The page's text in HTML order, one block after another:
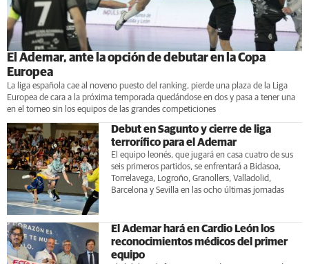
El Ademar, ante la opción de debutar en la Copa
Europea
La liga española cae al noveno puesto del ranking, pierde una plaza de la Liga
Europea de cara a la próxima temporada quedándose en dos y pasa a tener una
en el torneo sin los equipos de las grandes competiciones
Debut en Sagunto y cierre de liga
terrorífico para el Ademar
El equipo leonés, que jugará en casa cuatro de sus
seis primeros partidos, se enfrentará a Bidasoa,
Torrelavega, Logroño, Granollers, Valladolid,
Barcelona y Sevilla en las ocho últimas jornadas
El Ademar hará en Cardio León los
reconocimientos médicos del primer
equipo